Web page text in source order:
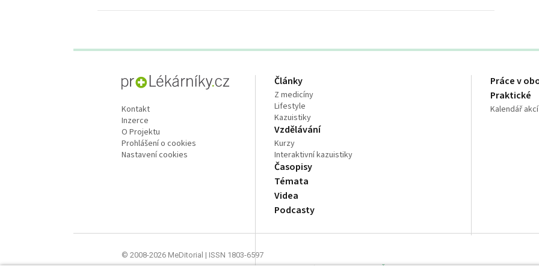
Kontakt
Inzerce
O Projektu
Prohlášení o cookies
Nastavení cookies
Články
Z medicíny
Lifestyle
Kazuistiky
Vzdělávání
Kurzy
Interaktivní kazuistiky
Časopisy
Témata
Videa
Podcasty
Práce v
Praktické
Kalendář akcí
© 2008-2026 MeDitorial | ISSN 1803-6597